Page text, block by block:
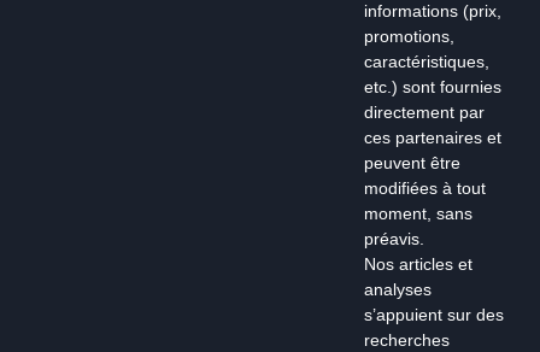
informations (prix,
promotions,
caractéristiques,
etc.) sont fournies
directement par
ces partenaires et
peuvent être
modifiées à tout
moment, sans
préavis.
Nos articles et
analyses
s’appuient sur des
recherches